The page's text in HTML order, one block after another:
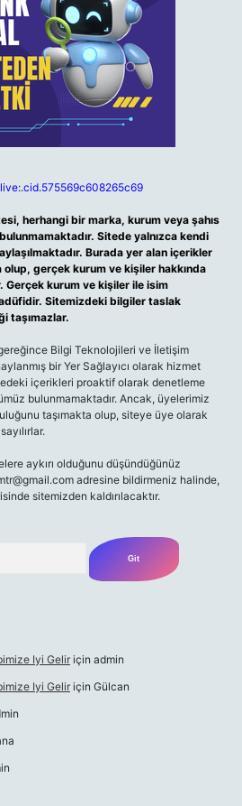
herhangi bir marka, kurum veya şahıs
Sitede yalnızca kendi
Burada yer alan içerikler
gerçek kurum ve kişiler hakkında
Gerçek kurum ve kişiler ile isim
Sitemizdeki bilgiler taslak
taşımazlar.
Bilgi Teknolojileri ve İletişim
bir Yer Sağlayıcı olarak hizmet
içerikleri proaktif olarak denetleme
bulunmamaktadır. Ancak, üyelerimiz
taşımakta olup, siteye üye olarak
aykırı olduğunu düşündüğünüz
adresine bildirmeniz halinde,
sitemizden kaldırılacaktır.
Iyi Gelir için admin
Iyi Gelir için Gülcan